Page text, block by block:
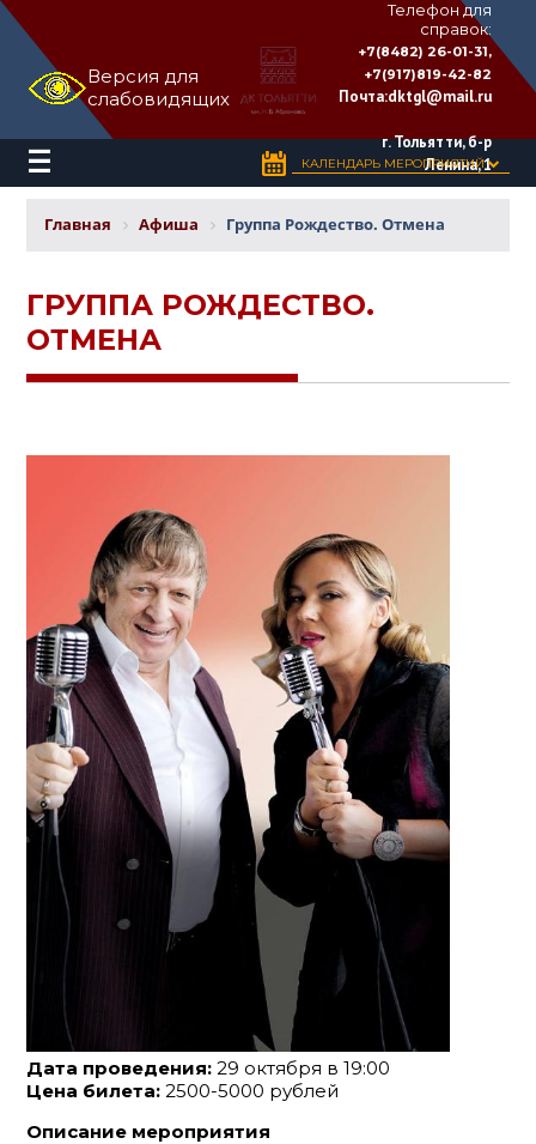
Версия для
слабовидящих
ДВОРЕЦ
КУЛЬТУРЫ
«ТОЛЬЯТТИ»
имени
Телефон для
справок:
+7(8482) 26-01-31,
+7(917)819-42-82
Почта:dktgl@mail.ru
г. Тольятти, б-р
Ленина, 1
КАЛЕНДАРЬ МЕРОПРИЯТИЙ
Главная Афиша Группа Рождество. Отмена
ГРУППА РОЖДЕСТВО.
ОТМЕНА
Дата проведения: 29 октября в 19:00
Цена билета: 2500-5000 рублей
Описание мероприятия